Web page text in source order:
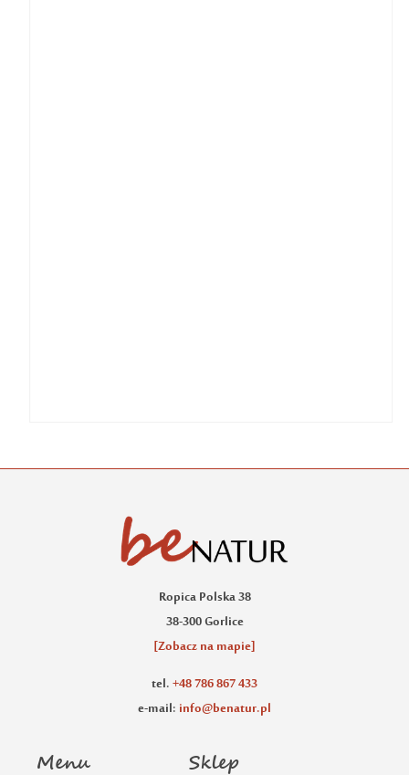
Ropica Polska 38
38-300 Gorlice
[Zobacz na mapie]
tel.+48 786 867 433
e-mail: info@benatur.pl
Menu Sklep